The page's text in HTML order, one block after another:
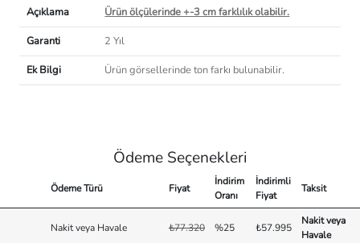
Açıklama
Ürün ölçülerinde +-3 cm farklılık olabilir.
Garanti
2 Yıl
Ek Bilgi
Ürün görsellerinde ton farkı bulunabilir.
Ödeme Seçenekleri
Ödeme Türü Fiyat
İndirim
Oranı
İndirimli
Fiyat
Taksit
Nakit veya Havale ₺77.320 %25 ₺57.995
Nakit veya
Havale